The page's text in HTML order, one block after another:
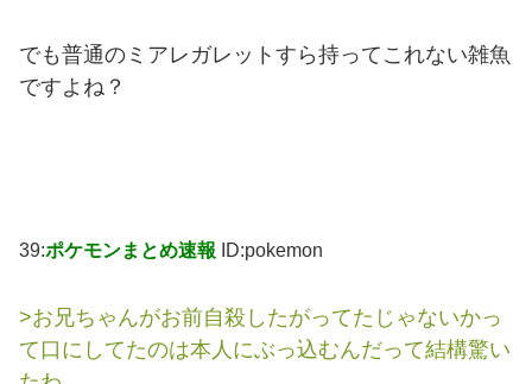
でも普通のミアレガレットすら持ってこれない雑魚
ですよね？
39:ポケモンまとめ速報 ID:pokemon
>お兄ちゃんがお前自殺したがってたじゃないかっ
て口にしてたのは本人にぶっ込むんだって結構驚い